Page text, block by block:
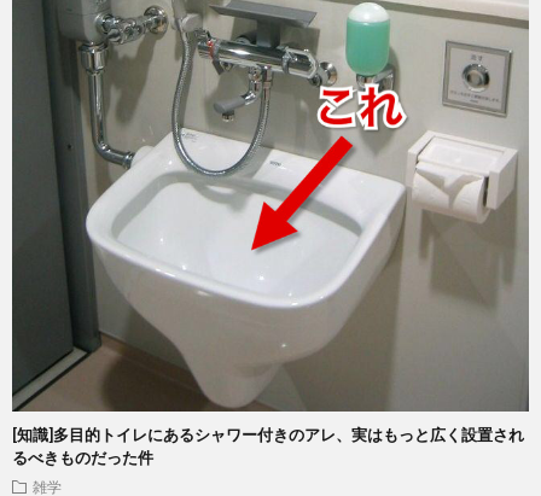
[知識]多目的トイレにあるシャワー付きのアレ、実はもっと広く設置され
るべきものだった件
雑学